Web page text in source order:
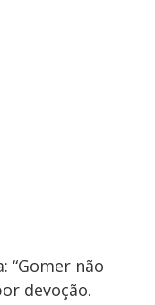
“Gomer não
devoção.